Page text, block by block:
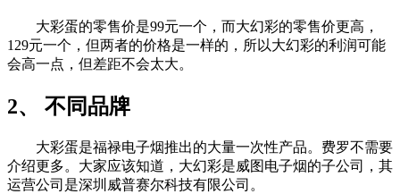
大彩蛋的零售价是99元一个，而大幻彩的零售价更高，
129元一个，但两者的价格是一样的，所以大幻彩的利润可能
会高一点，但差距不会太大。
2、 不同品牌
大彩蛋是福禄电子烟推出的大量一次性产品。费罗不需要
介绍更多。大家应该知道，大幻彩是威图电子烟的子公司，其
运营公司是深圳威普赛尔科技有限公司。